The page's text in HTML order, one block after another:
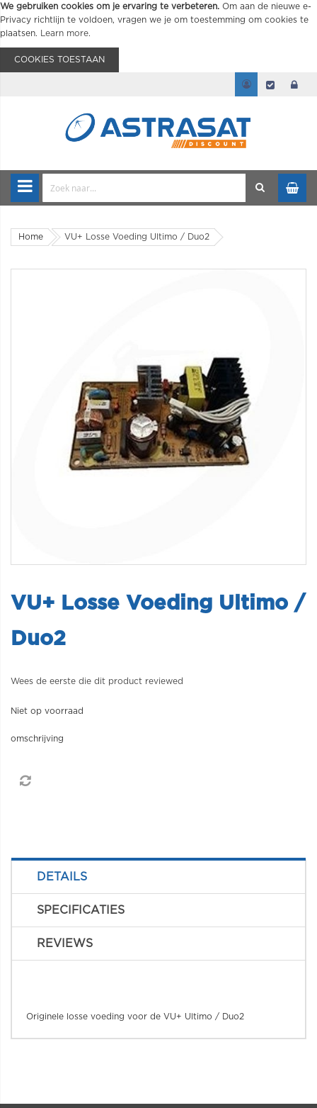
We gebruiken cookies om je ervaring te verbeteren. Om aan de nieuwe e-
Privacy richtlijn te voldoen, vragen we je om toestemming om cookies te
plaatsen.
Learn more.
COOKIES TOESTAAN
Home VU+ Losse Voeding Ultimo / Duo2
VU+ Losse Voeding Ultimo /
Duo2
Wees de eerste die dit product reviewed
Niet op voorraad
omschrijving
DETAILS
SPECIFICATIES
REVIEWS
Originele losse voeding voor de VU+ Ultimo / Duo2